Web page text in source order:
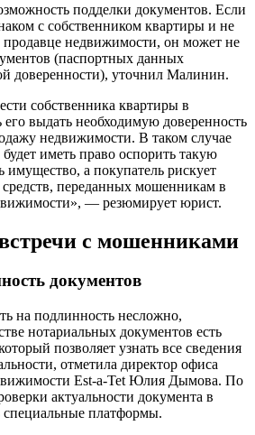
подделки документов. Если
с собственником квартиры и не
продавце недвижимости, он может не
(паспортных данных
доверенности), уточнил Малинин.
собственника квартиры в
его выдать необходимую доверенность
недвижимости. В таком случае
иметь право оспорить такую
имущество, а покупатель рискует
средств, переданных мошенникам в
— резюмирует юрист.
с мошенниками
документов
на подлинность несложно,
нотариальных документов есть
позволяет узнать все сведения
отметила директор офиса
Est-a-Tet Юлия Дымова. По
актуальности документа в
специальные платформы.